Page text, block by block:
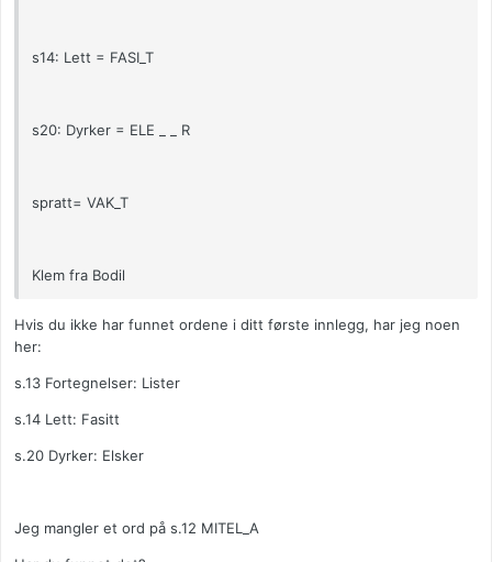
s14: Lett = FASI_T
s20: Dyrker = ELE _ _ R
spratt= VAK_T
Klem fra Bodil
Hvis du ikke har funnet ordene i ditt første innlegg, har jeg noen
her:
s.13 Fortegnelser: Lister
s.14 Lett: Fasitt
s.20 Dyrker: Elsker
Jeg mangler et ord på s.12 MITEL_A